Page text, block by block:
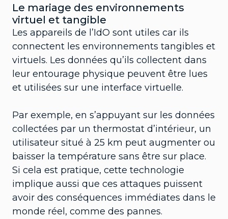
Le mariage des environnements
virtuel et tangible
Les appareils de l’IdO sont utiles car ils
connectent les environnements tangibles et
virtuels. Les données qu’ils collectent dans
leur entourage physique peuvent être lues
et utilisées sur une interface virtuelle.
Par exemple, en s’appuyant sur les données
collectées par un thermostat d’intérieur, un
utilisateur situé à 25 km peut augmenter ou
baisser la température sans être sur place.
Si cela est pratique, cette technologie
implique aussi que ces attaques puissent
avoir des conséquences immédiates dans le
monde réel, comme des pannes.